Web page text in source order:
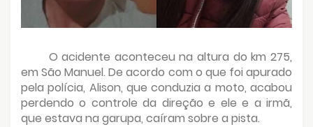
O acidente aconteceu na altura do km 275,
em São Manuel. De acordo com o que foi apurado
pela polícia, Alison, que conduzia a moto, acabou
perdendo o controle da direção e ele e a irmã,
que estava na garupa, caíram sobre a pista.